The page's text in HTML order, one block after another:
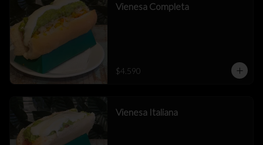
Vienesa Completa
$4.590
Vienesa Italiana